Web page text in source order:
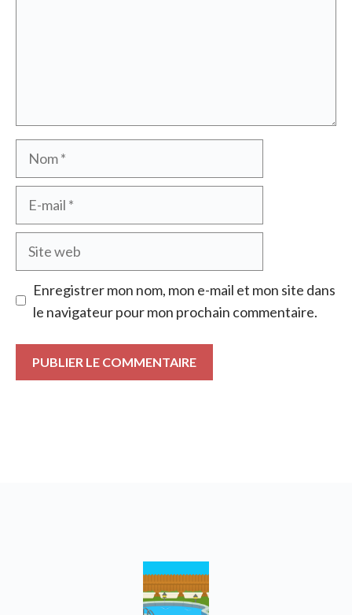
Nom
Site
Enregistrer mon nom, mon e-mail et mon site dans
le navigateur pour mon prochain commentaire.